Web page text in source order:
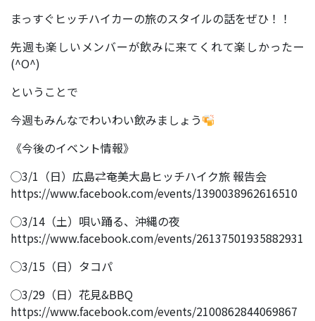
まっすぐヒッチハイカーの旅のスタイルの話をぜひ！！
先週も楽しいメンバーが飲みに来てくれて楽しかったー
(^O^)
ということで
今週もみんなでわいわい飲みましょう
《今後のイベント情報》
◯3/1（日）広島⇄奄美大島ヒッチハイク旅 報告会
https://www.facebook.com/events/1390038962616510
◯3/14（土）唄い踊る、沖縄の夜
https://www.facebook.com/events/26137501935882931
◯3/15（日）タコパ
◯3/29（日）花見&BBQ
https://www.facebook.com/events/2100862844069867